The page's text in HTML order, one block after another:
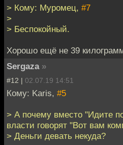
> Кому: Муромец, #7
>
> Беспокойный.
Хорошо ещё не 39
Sergaza »
#12 | 02.07.19 14:51
Кому: Karis, #5
> А почему вместо "Идите
власти говорят "Вот вам
> Деньги девать некуда?